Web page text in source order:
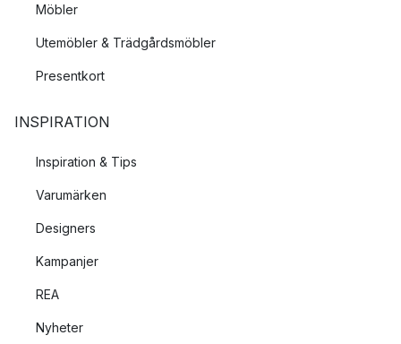
Möbler
Utemöbler & Trädgårdsmöbler
Presentkort
INSPIRATION
Inspiration & Tips
Varumärken
Designers
Kampanjer
REA
Nyheter